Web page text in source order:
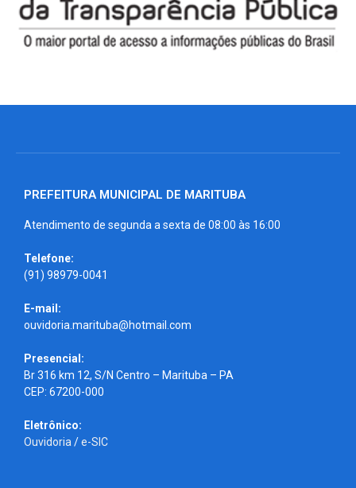
PREFEITURA MUNICIPAL DE MARITUBA
Atendimento de segunda a sexta de 08:00 às 16:00
Telefone:
(91) 98979-0041
E-mail:
ouvidoria.marituba@hotmail.com
Presencial:
Br 316 km 12, S/N Centro – Marituba – PA
CEP: 67200-000
Eletrônico:
Ouvidoria /e-SIC